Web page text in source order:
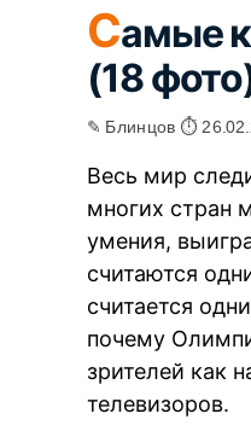
Самые
(18
✎ Блинцов ⏱
Весь мир
многих стран
умения,
считаются
считается
почему
зрителей как
телевизоров.